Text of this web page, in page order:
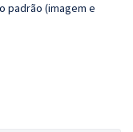
padrão (imagem e